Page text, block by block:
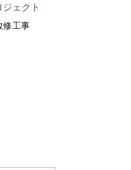
ェクト
修工事